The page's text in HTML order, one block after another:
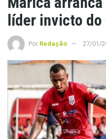
líder invicto do
Por Redação 27/01/